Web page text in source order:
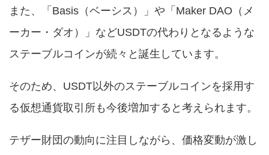
また、「Basis（ベーシス）」や「Maker DAO（メ
ーカー・ダオ）」などUSDTの代わりとなるような
ステーブルコインが続々と誕生しています。
そのため、USDT以外のステーブルコインを採用す
る仮想通貨取引所も今後増加すると考えられます。
テザー財団の動向に注目しながら、価格変動が激し